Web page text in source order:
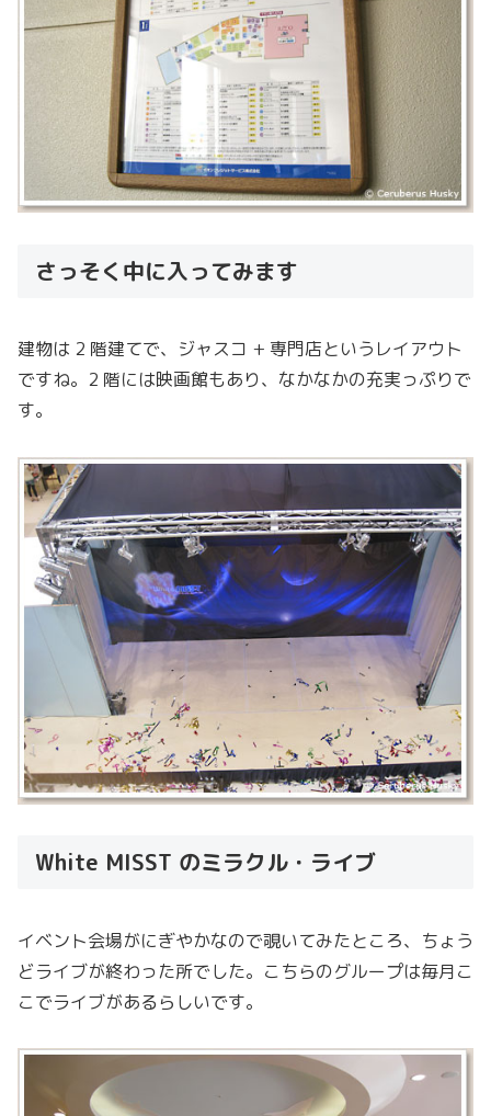
さっそく中に入ってみます
建物は 2 階建てで、ジャスコ + 専門店というレイアウト
ですね。2 階には映画館もあり、なかなかの充実っぷりで
す。
White MISST のミラクル・ライブ
イベント会場がにぎやかなので覗いてみたところ、ちょう
どライブが終わった所でした。こちらのグループは毎月こ
こでライブがあるらしいです。